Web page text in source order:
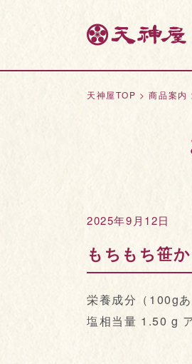
天神屋TOP >商品案内
2025年9月12日
もちもち笹
栄養成分（100g
塩相当量 1.50 g